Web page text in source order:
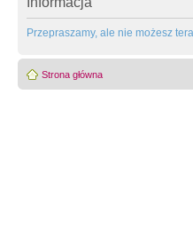
Przepraszamy, ale nie możesz
Strona główna